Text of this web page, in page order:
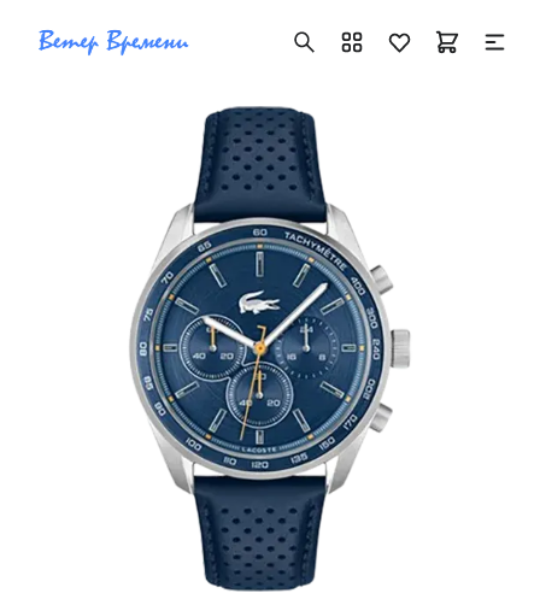
+7 ( 705 ) 181-42-50
info@vetervremeni.kz
Авторизация
Каталог
Мужские часы
Женские часы
Скидки